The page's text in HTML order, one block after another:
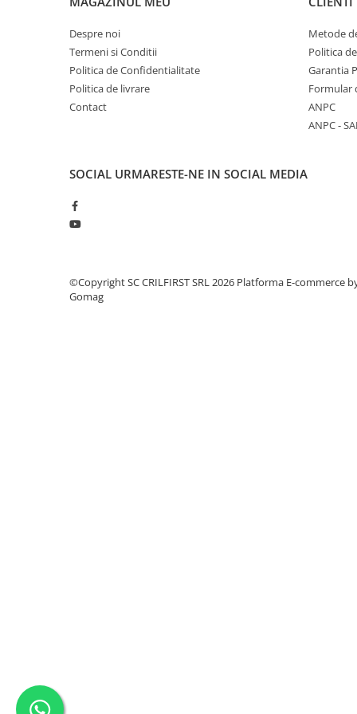
Hrănitoare
Despre noi
Termeni si Conditii
Politica de Confidentialitate
Politica de livrare
Contact
Metode
Politica
Garantia
Formular
ANPC
ANPC -
SOCIAL URMARESTE-NE IN SOCIAL MEDIA
©Copyright SC CRILFIRST SRL 2026 Platforma E-commerce
Gomag